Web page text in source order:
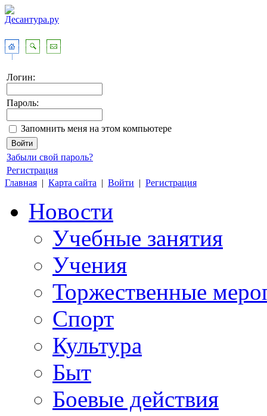
Логин:
Пароль:
Запомнить меня на этом компьютере
Забыли свой пароль?
Регистрация
Главная | Карта сайта | Войти | Регистрация
Новости
Учебные занятия
Учения
Торжественные
Спорт
Культура
Быт
Боевые действия